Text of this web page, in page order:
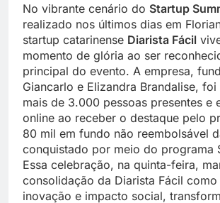
No vibrante cenário do Startup
realizado nos últimos dias em
startup catarinense Diarista Fácil
momento de glória ao ser
principal do evento. A empresa,
Giancarlo e Elizandra Brandalise,
mais de 3.000 pessoas presentes e
online ao receber o destaque pelo
80 mil em fundo não reembolsável
conquistado por meio do programa
Essa celebração, na quinta-feira,
consolidação da Diarista Fácil
inovação e impacto social,